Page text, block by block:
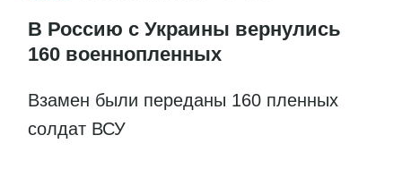
В Россию с Украины вернулись
160 военнопленных
Взамен были переданы 160 пленных
солдат ВСУ